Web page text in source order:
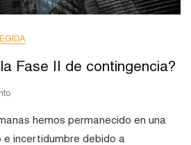
Fase II de contingencia?
hemos permanecido en una
incertidumbre debido a